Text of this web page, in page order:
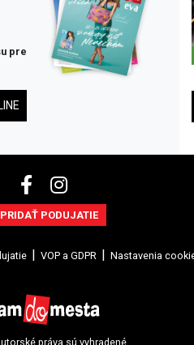
pre
PRIDAŤ PODUJATIE
VOP a GDPR Nastavenia
práva sú vyhradené.